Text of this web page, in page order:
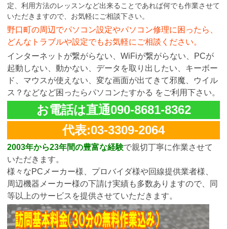
定、利用方法のレッスンなど出来ることであれば何でも作業させて
いただきますので、お気軽にご相談下さい。
野口町の周辺でパソコン設定やパソコン修理に困ったら、
どんなトラブルや設定でもお気軽にご相談ください。
インターネットが繋がらない、WiFiが繋がらない、PCが
起動しない、動かない、データを取り出したい、キーボー
ド、マウスが使えない、変な画面が出てきて邪魔、ウイル
ス？などなど困ったらパソコンたすかる をご利用下さい。
お電話は直通090-8681-8362
代表:03-3309-2064
2003年から23年間の豊富な経験で親切丁寧に作業させて
いただきます。
様々なPCメーカー様、プロバイダ様や回線提供業者様、
周辺機器メーカー様の下請け実績も多数ありますので、同
等以上のサービスを提供させていただきます。